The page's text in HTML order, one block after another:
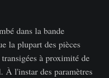
dans la bande
la plupart des pièces
à proximité de
l'instar des paramètres